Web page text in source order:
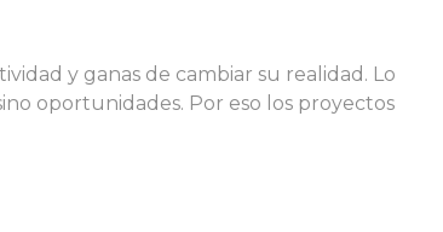
y ganas de cambiar su realidad. Lo
oportunidades. Por eso los proyectos